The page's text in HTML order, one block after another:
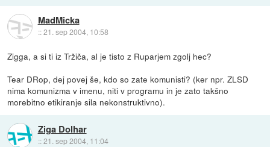
MadMicka
::21. sep 2004, 10:58
Zigga, a si ti iz Tržiča, al je tisto z Ruparjem zgolj hec?
Tear DRop, dej povej še, kdo so zate komunisti? (ker npr. ZLSD
nima komunizma v imenu, niti v programu in je zato takšno
morebitno etikiranje sila nekonstruktivno).
Ziga Dolhar
::21. sep 2004, 11:04